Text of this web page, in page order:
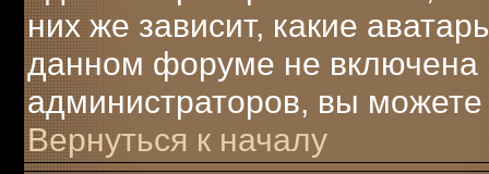
них же зависит, какие
данном форуме не включена
администраторов, вы
Вернуться к началу